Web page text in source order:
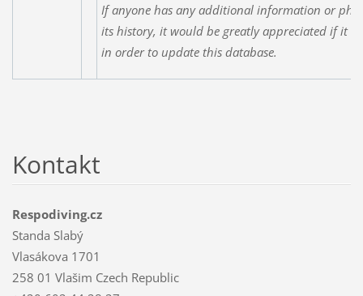
If anyone has any additional information or
its history, it would be greatly appreciated if it
in order to update this database.
Kontakt
Respodiving.cz
Standa Slabý
Vlasákova 1701
258 01 Vlašim Czech Republic